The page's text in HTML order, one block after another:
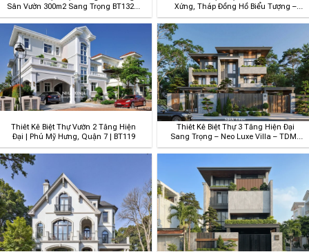
Sân Vườn 300m2 Sang Trọng BT132 –
Thảo Điền Quận 2
Xứng, Tháp Đồng Hồ Biểu Tượng –
Victoria Villa BT377
Thiết Kế Biệt Thự Vườn 2 Tầng Hiện
Đại | Phú Mỹ Hưng, Quận 7 | BT119
Thiết Kế Biệt Thự 3 Tầng Hiện Đại
Sang Trọng – Neo Luxe Villa – TDM |
BT102